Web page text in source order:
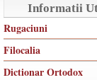
Informatii
Rugaciuni
Filocalia
Dictionar Ortodox